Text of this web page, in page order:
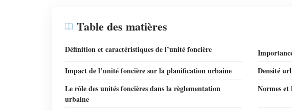
Table des matières
Définition et caractéristiques de l’unité foncière
Impact de l’unité foncière sur la planification urbaine
Densité
Le rôle des unités foncières dans la règlementation
urbaine
Normes et